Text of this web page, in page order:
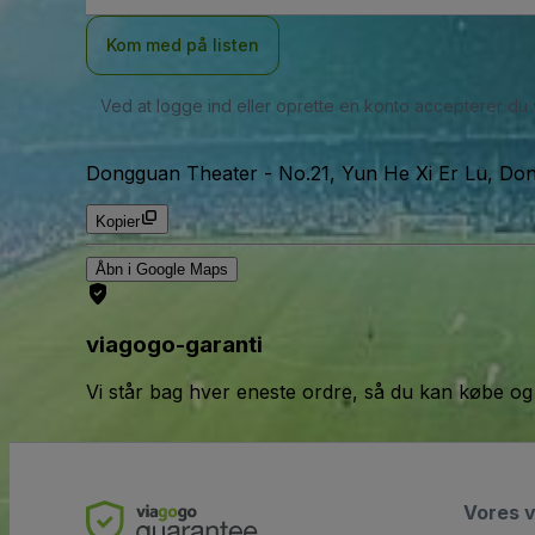
Kom med på listen
Ved at logge ind eller oprette en konto accepterer du
Dongguan Theater - No.21, Yun He Xi Er Lu,
Kopier
Åbn i Google Maps
viagogo-garanti
Vi står bag hver eneste ordre, så du kan købe
Vores